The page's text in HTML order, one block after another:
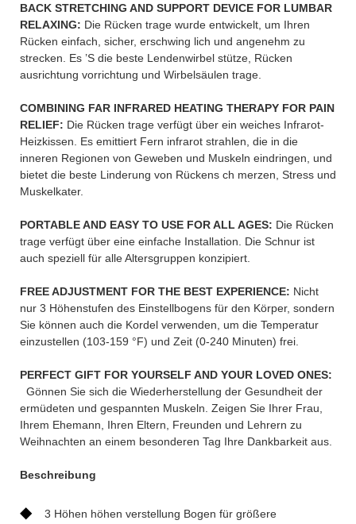
BACK STRETCHING AND SUPPORT DEVICE FOR LUMBAR
RELAXING: Die Rücken trage wurde entwickelt, um Ihren
Rücken einfach, sicher, erschwing lich und angenehm zu
strecken. Es ’S die beste Lendenwirbel stütze, Rücken
ausrichtung vorrichtung und Wirbelsäulen trage.
COMBINING FAR INFRARED HEATING THERAPY FOR PAIN
RELIEF: Die Rücken trage verfügt über ein weiches Infrarot-
Heizkissen. Es emittiert Fern infrarot strahlen, die in die
inneren Regionen von Geweben und Muskeln eindringen, und
bietet die beste Linderung von Rückens ch merzen, Stress und
Muskelkater.
PORTABLE AND EASY TO USE FOR ALL AGES: Die Rücken
trage verfügt über eine einfache Installation. Die Schnur ist
auch speziell für alle Altersgruppen konzipiert.
FREE ADJUSTMENT FOR THE BEST EXPERIENCE: Nicht
nur 3 Höhenstufen des Einstellbogens für den Körper, sondern
Sie können auch die Kordel verwenden, um die Temperatur
einzustellen (103-159 °F) und Zeit (0-240 Minuten) frei.
PERFECT GIFT FOR YOURSELF AND YOUR LOVED ONES:
Gönnen Sie sich die Wiederherstellung der Gesundheit der
ermüdeten und gespannten Muskeln. Zeigen Sie Ihrer Frau,
Ihrem Ehemann, Ihren Eltern, Freunden und Lehrern zu
Weihnachten an einem besonderen Tag Ihre Dankbarkeit aus.
Beschreibung
◆
3 Höhen höhen verstellung Bogen für größere